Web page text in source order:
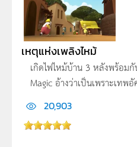
เหตุแห่งเพลิงไหม้
เกิดไฟไหม้บ้าน 3 หลังพร้อม
Magic อ้างว่าเป็นเพราะเทพ
20,903